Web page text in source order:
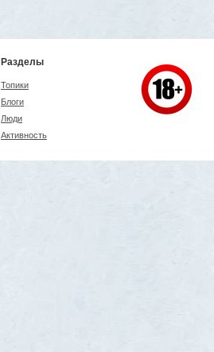
Разделы
Топики
Блоги
Люди
Активность